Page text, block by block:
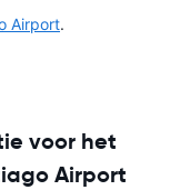
Airport.
voor het
Airport